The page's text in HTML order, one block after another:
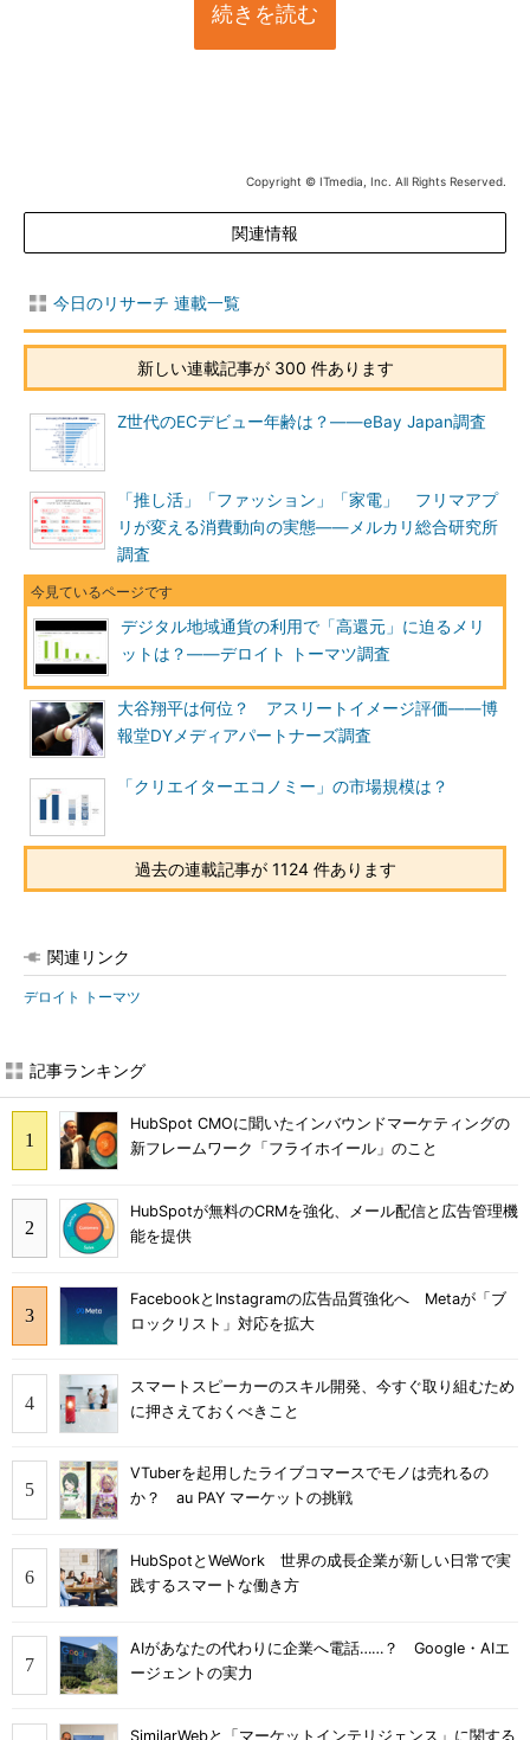
続きを読む
Copyright © ITmedia, Inc. All Rights Reserved.
関連情報
今日のリサーチ 連載一覧
新しい連載記事が 300 件あります
Z世代のECデビュー年齢は？――eBay Japan調査
「推し活」「ファッション」「家電」 フリマアプ
リが変える消費動向の実態――メルカリ総合研究所
調査
デジタル地域通貨の利用で「高還元」に迫るメリ
ットは？――デロイト トーマツ調査
大谷翔平は何位？ アスリートイメージ評価――博
報堂DYメディアパートナーズ調査
「クリエイターエコノミー」の市場規模は？
過去の連載記事が 1124 件あります
関連リンク
デロイト トーマツ
記事ランキング
HubSpot CMOに聞いたインバウンドマーケティングの
新フレームワーク「フライホイール」のこと
HubSpotが無料のCRMを強化、メール配信と広告管理機
能を提供
FacebookとInstagramの広告品質強化へ Metaが「ブ
ロックリスト」対応を拡大
スマートスピーカーのスキル開発、今すぐ取り組むため
に押さえておくべきこと
VTuberを起用したライブコマースでモノは売れるの
か？ au PAY マーケットの挑戦
HubSpotとWeWork 世界の成長企業が新しい日常で実
践するスマートな働き方
AIがあなたの代わりに企業へ電話……？ Google・AIエ
ージェントの実力
SimilarWebと「マーケットインテリジェンス」に関する